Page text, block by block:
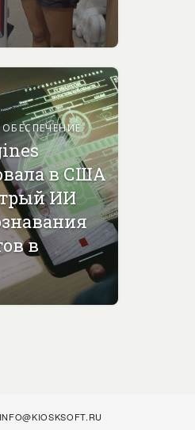
в США
ИИ
в
INFO@KIOSKSOFT.RU